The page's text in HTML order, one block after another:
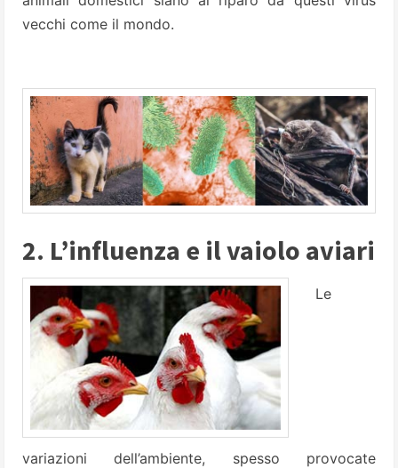
vecchi come il mondo.
2. L’influenza e il vaiolo aviari
Le
variazioni dell’ambiente, spesso provocate